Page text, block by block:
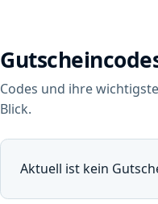
Codes und ihre
Blick.
Aktuell ist kein